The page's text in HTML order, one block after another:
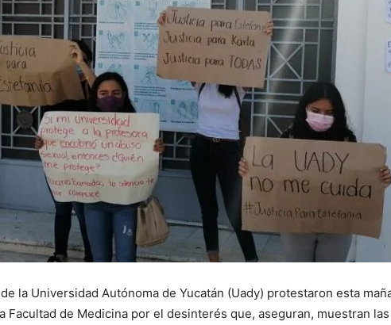
la Universidad Autónoma de Yucatán (Uady) protestaron esta
Facultad de Medicina por el desinterés que, aseguran, muestran